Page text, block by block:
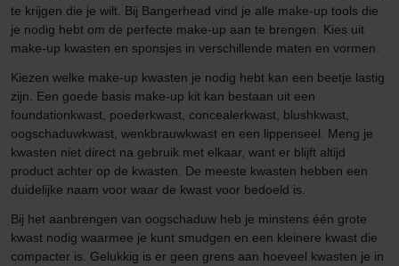
te krijgen die je wilt. Bij Bangerhead vind je alle make-up tools die
je nodig hebt om de perfecte make-up aan te brengen. Kies uit
make-up kwasten en sponsjes in verschillende maten en vormen.
Kiezen welke make-up kwasten je nodig hebt kan een beetje lastig
zijn. Een goede basis make-up kit kan bestaan uit een
foundationkwast, poederkwast, concealerkwast, blushkwast,
oogschaduwkwast, wenkbrauwkwast en een lippenseel. Meng je
kwasten niet direct na gebruik met elkaar, want er blijft altijd
product achter op de kwasten. De meeste kwasten hebben een
duidelijke naam voor waar de kwast voor bedoeld is.
Bij het aanbrengen van oogschaduw heb je minstens één grote
kwast nodig waarmee je kunt smudgen en een kleinere kwast die
compacter is. Gelukkig is er geen grens aan hoeveel kwasten je in